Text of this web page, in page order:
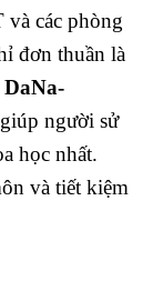
và các phòng
đơn thuần là
người sử
học nhất.
và tiết kiệm